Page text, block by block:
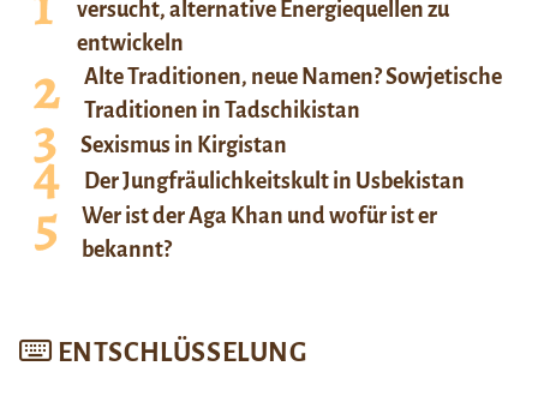
versucht, alternative Energiequellen zu
entwickeln
Alte Traditionen, neue Namen? Sowjetische
Traditionen in Tadschikistan
Sexismus in Kirgistan
Der Jungfräulichkeitskult in Usbekistan
Wer ist der Aga Khan und wofür ist er
bekannt?
ENTSCHLÜSSELUNG